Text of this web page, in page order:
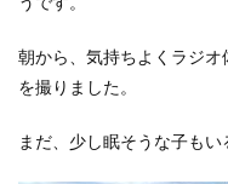
朝から、気持ちよくラジ
を撮りました。
まだ、少し眠そうな子もい